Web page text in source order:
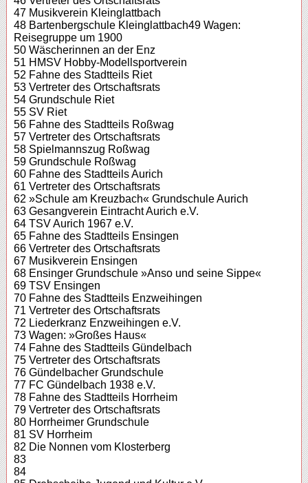
47 Musikverein Kleinglattbach
48 Bartenbergschule Kleinglattbach49 Wagen:
Reisegruppe um 1900
50 Wäscherinnen an der Enz
51 HMSV Hobby-Modellsportverein
52 Fahne des Stadtteils Riet
53 Vertreter des Ortschaftsrats
54 Grundschule Riet
55 SV Riet
56 Fahne des Stadtteils Roßwag
57 Vertreter des Ortschaftsrats
58 Spielmannszug Roßwag
59 Grundschule Roßwag
60 Fahne des Stadtteils Aurich
61 Vertreter des Ortschaftsrats
62 »Schule am Kreuzbach« Grundschule Aurich
63 Gesangverein Eintracht Aurich e.V.
64 TSV Aurich 1967 e.V.
65 Fahne des Stadtteils Ensingen
66 Vertreter des Ortschaftsrats
67 Musikverein Ensingen
68 Ensinger Grundschule »Anso und seine Sippe«
69 TSV Ensingen
70 Fahne des Stadtteils Enzweihingen
71 Vertreter des Ortschaftsrats
72 Liederkranz Enzweihingen e.V.
73 Wagen: »Großes Haus«
74 Fahne des Stadtteils Gündelbach
75 Vertreter des Ortschaftsrats
76 Gündelbacher Grundschule
77 FC Gündelbach 1938 e.V.
78 Fahne des Stadtteils Horrheim
79 Vertreter des Ortschaftsrats
80 Horrheimer Grundschule
81 SV Horrheim
82 Die Nonnen vom Klosterberg
83
84